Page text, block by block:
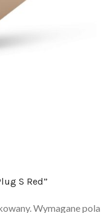
S Red”
Wymagane pola